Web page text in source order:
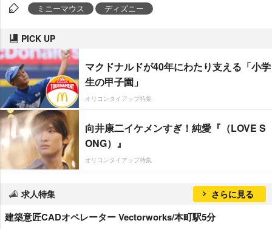
ミニーマウス ディズニー
PICK UP
マクドナルドが40年にわたり支える「小学
生の甲子園」
オリコンタイアップ特集
向井康二イケメンすぎ！純愛『（LOVE S
ONG）』
オリコンタイアップ特集
求人特集 さらに見る
建築意匠CADオペレーター Vectorworks/本町駅5分